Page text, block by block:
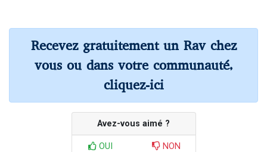
Recevez gratuitement un Rav chez
vous ou dans votre communauté,
cliquez-ici
Avez-vous aimé ?
OUI NON